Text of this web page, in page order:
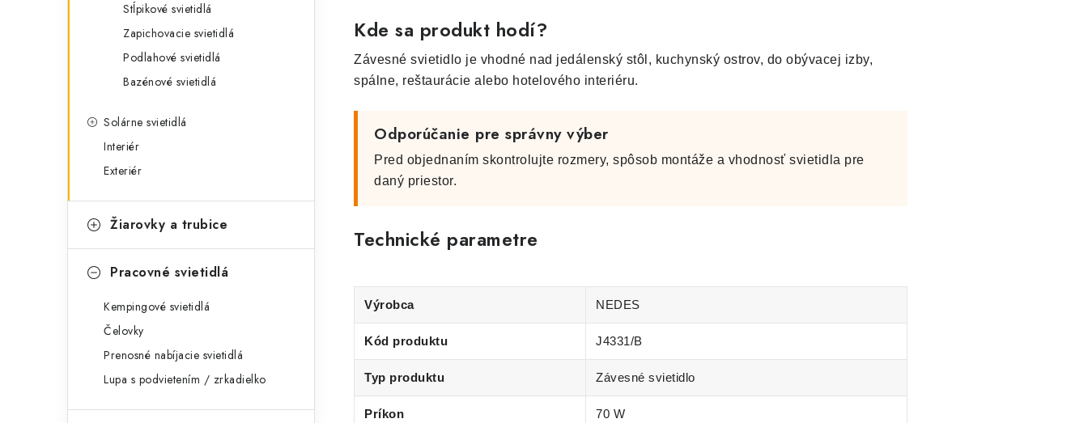
Stĺpikové svietidlá
Zapichovacie svietidlá
Podlahové svietidlá
Bazénové svietidlá
Solárne svietidlá
Interiér
Exteriér
Žiarovky a trubice
Pracovné svietidlá
Kempingové svietidlá
Čelovky
Prenosné nabíjacie svietidlá
Lupa s podvietením / zrkadielko
Kde sa produkt hodí?
Závesné svietidlo je vhodné nad jedálenský stôl, kuchynský ostrov, do obývacej izby,
spálne, reštaurácie alebo hotelového interiéru.
Odporúčanie pre správny výber
Pred objednaním skontrolujte rozmery, spôsob montáže a vhodnosť svietidla pre
daný priestor.
Technické parametre
Výrobca NEDES
Kód produktu J4331/B
Typ produktu Závesné svietidlo
Príkon 70 W